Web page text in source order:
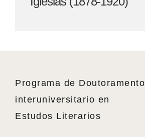
Programa de Doutoramento
interuniversitario en
Estudos Literarios